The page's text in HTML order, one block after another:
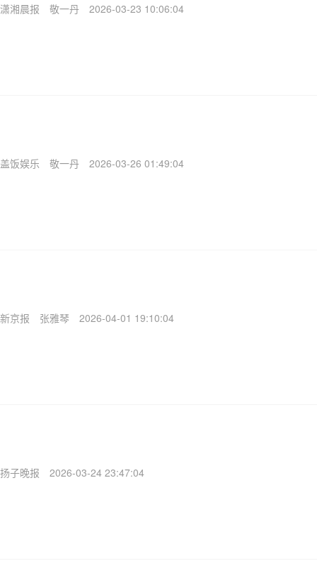
潇湘晨报 敬一丹 2026-03-23 10:06:04
盖饭娱乐 敬一丹 2026-03-26 01:49:04
新京报 张雅琴 2026-04-01 19:10:04
扬子晚报 2026-03-24 23:47:04